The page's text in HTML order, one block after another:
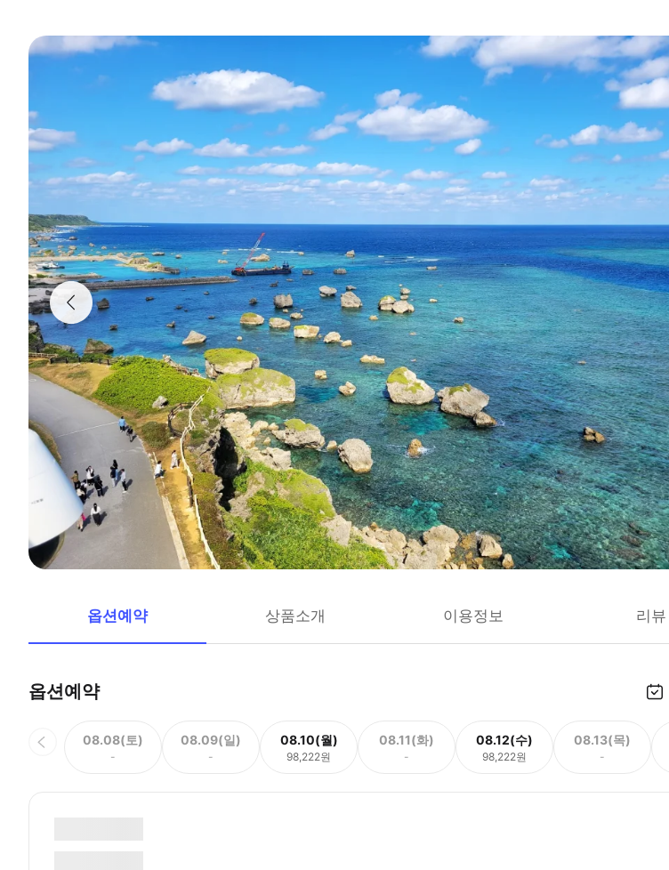
옵션예약 상품소개 이용정보 리뷰
옵션예약
08.08(토)
-
08.09(일)
-
08.10(월)
98,222원
08.11(화)
-
08.12(수)
98,222원
08.13(목)
-